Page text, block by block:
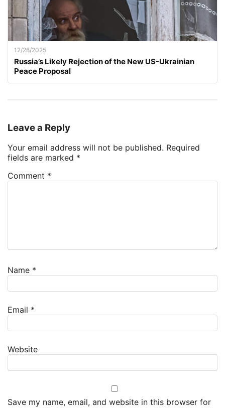
12/28/2025
Russia’s Likely Rejection of the New US-Ukrainian
Peace Proposal
Leave a Reply
Your email address will not be published. Required
fields are marked *
Comment *
Name *
Email *
Website
Save my name, email, and website in this browser for